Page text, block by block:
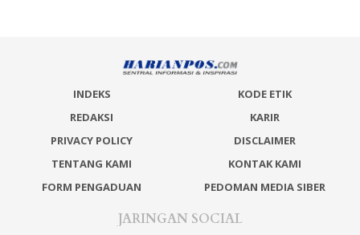
INDEKS
KODE ETIK
REDAKSI
KARIR
PRIVACY POLICY
DISCLAIMER
TENTANG KAMI
KONTAK KAMI
FORM PENGADUAN
PEDOMAN MEDIA SIBER
JARINGAN SOCIAL